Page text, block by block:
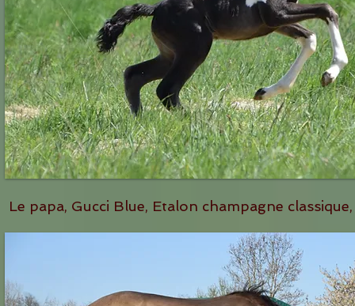
Le papa, Gucci Blue, Etalon champagne